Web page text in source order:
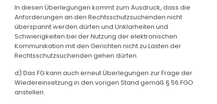
In diesen Überlegungen kommt zum Ausdruck, dass die
Anforderungen an den Rechtsschutzsuchenden nicht
überspannt werden dürfen und Unklarheiten und
Schwierigkeiten bei der Nutzung der elektronischen
Kommunikation mit den Gerichten nicht zu Lasten der
Rechtsschutzsuchenden gehen dürfen.
d) Das FG kann auch erneut Überlegungen zur Frage der
Wiedereinsetzung in den vorigen Stand gemäß § 56 FGO
anstellen.